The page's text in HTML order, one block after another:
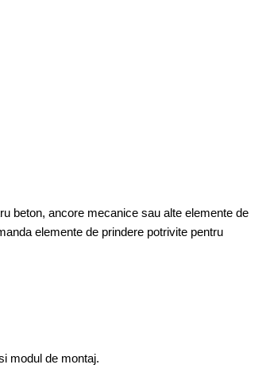
beton, ancore mecanice sau alte elemente de
elemente de prindere potrivite pentru
modul de montaj.